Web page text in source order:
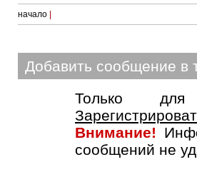
начало
Добавить сообщение в
Только для
Внимание!
сообщений не